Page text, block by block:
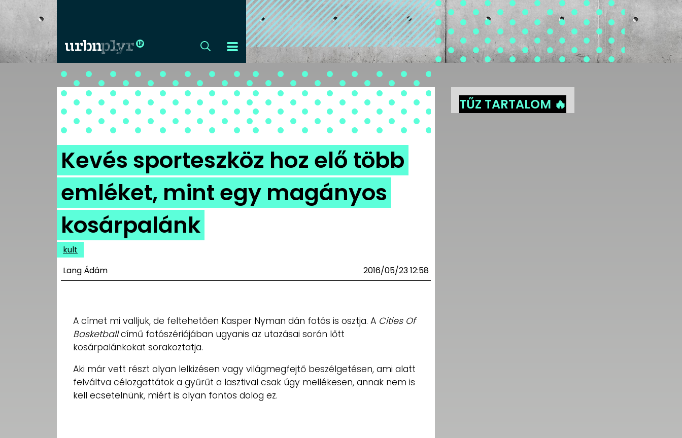
CÍMLAP
DIZÁJN
DIVAT
HIP
KULT
UTCA
MÉDIAAJÁNLAT
TÁJÉKOZTATÓ
Kevés sporteszköz hoz elő több
emléket, mint egy magányos
kosárpalánk
kult
Lang Ádám
2016/05/23 12:58
A címet mi valljuk, de feltehetően Kasper Nyman dán fotós is osztja. A Cities Of
Basketballcímű fotószériájában ugyanis az utazásai során lőtt
kosárpalánkokat sorakoztatja.
Aki már vett részt olyan lelkizésen vagy világmegfejtő beszélgetésen, ami alatt
felváltva célozgattátok a gyűrűt a lasztival csak úgy mellékesen, annak nem is
kell ecsetelnünk, miért is olyan fontos dolog ez.
TŰZ TARTALOM 🔥